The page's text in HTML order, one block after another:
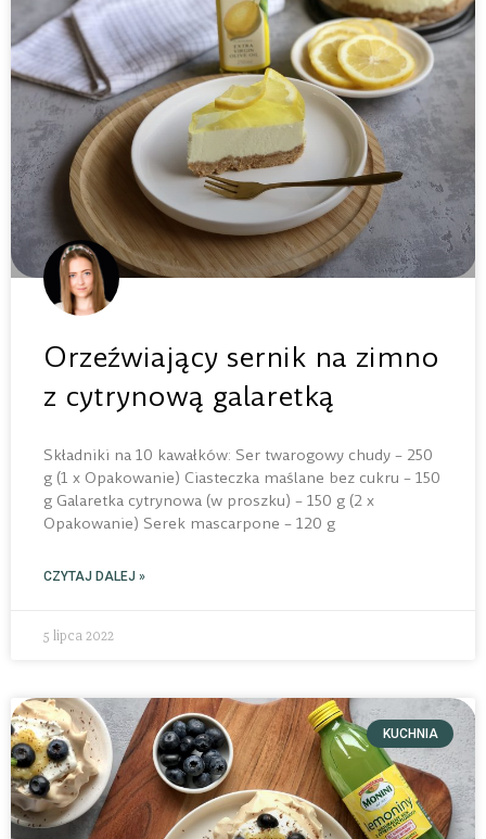
Orzeźwiający sernik na zimno
z cytrynową galaretką
Składniki na 10 kawałków: Ser twarogowy chudy – 250
g (1 x Opakowanie) Ciasteczka maślane bez cukru – 150
g Galaretka cytrynowa (w proszku) – 150 g (2 x
Opakowanie) Serek mascarpone – 120 g
CZYTAJ DALEJ »
5 lipca 2022
KUCHNIA